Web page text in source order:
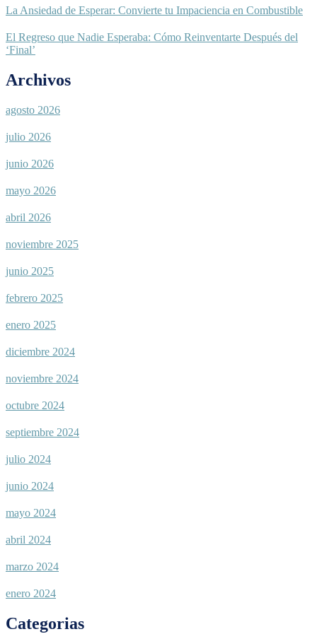
La Ansiedad de Esperar: Convierte tu Impaciencia en Combustible
El Regreso que Nadie Esperaba: Cómo Reinventarte Después del
‘Final’
Archivos
agosto 2026
julio 2026
junio 2026
mayo 2026
abril 2026
noviembre 2025
junio 2025
febrero 2025
enero 2025
diciembre 2024
noviembre 2024
octubre 2024
septiembre 2024
julio 2024
junio 2024
mayo 2024
abril 2024
marzo 2024
enero 2024
Categorias